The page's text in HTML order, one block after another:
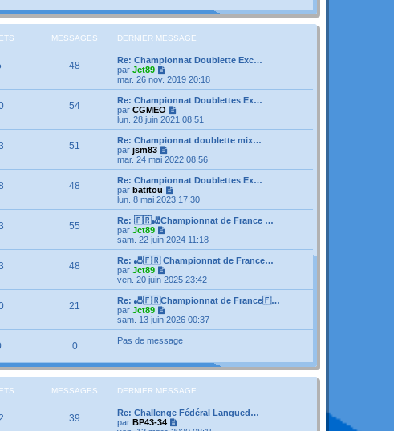
g
e
e
s
a
e
i
e
m
s
a
g
e
d
e
r
n
e
m
e
s
s
a
g
e
MESSAGES DERNIER MESSAGE
48
Re: Championnat Doublette Exc…
par Jct89
o
i
r
e
e
r
n
i
r
m
e
s
s
g
e
mar. 26 nov. 2019 20:18
54
Re: Championnat Doublettes Ex…
par CGMEO
o
i
r
e
r
n
i
r
e
s
s
g
e
lun. 28 juin 2021 08:51
51
Re: Championnat doublette mix…
par jsm83
o
i
r
l
e
e
r
n
i
r
e
s
s
g
e
mar. 24 mai 2022 08:56
48
Re: Championnat Doublettes Ex…
par batitou
o
i
r
e
r
n
i
r
e
s
s
g
e
lun. 8 mai 2023 17:30
55
Re: 🇫🇷🎳Championnat de France …
par Jct89
o
i
r
e
e
r
n
i
r
e
s
a
e
sam. 22 juin 2024 11:18
48
Re: 🎳🇫🇷 Championnat de France…
par Jct89
o
i
r
e
r
i
e
m
s
s
ven. 20 juin 2025 23:42
21
Re: 🎳🇫🇷Championnat de France🇫…
par Jct89
o
i
r
d
e
r
n
e
r
sam. 13 juin 2026 00:37
0 Pas de message
MESSAGES DERNIER MESSAGE
39
Re: Challenge Fédéral Langued…
par BP43-34